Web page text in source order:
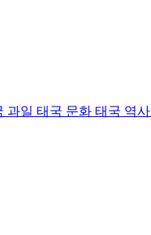
과일 태국 문화 태국 역사